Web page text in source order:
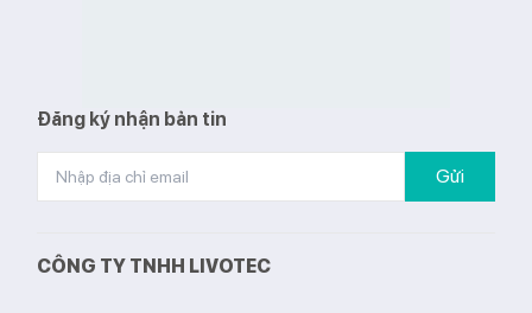
Đăng ký nhận bản tin
Gửi
CÔNG TY TNHH LIVOTEC